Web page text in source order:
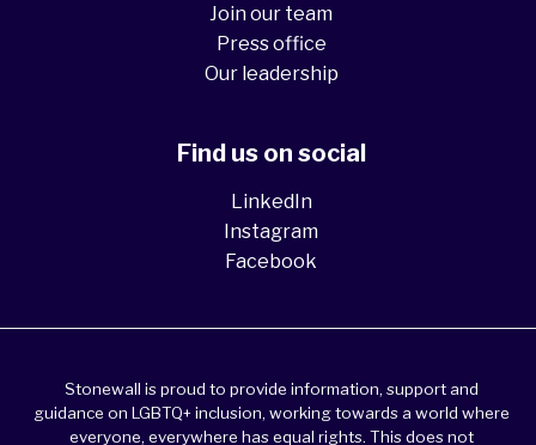
Join our team
Press office
Our leadership
Find us on social
LinkedIn
Instagram
Facebook
Stonewall is proud to provide information, support and
guidance on LGBTQ+ inclusion, working towards a world where
everyone, everywhere has equal rights. This does not